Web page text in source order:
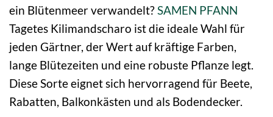
ein Blütenmeer verwandelt?SAMEN PFANN
Tagetes Kilimandscharo ist die ideale Wahl für
jeden Gärtner, der Wert auf kräftige Farben,
lange Blütezeiten und eine robuste Pflanze legt.
Diese Sorte eignet sich hervorragend für Beete,
Rabatten, Balkonkästen und als Bodendecker.